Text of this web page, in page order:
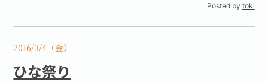
Posted by toki
2016/3/4（金）
ひな祭り